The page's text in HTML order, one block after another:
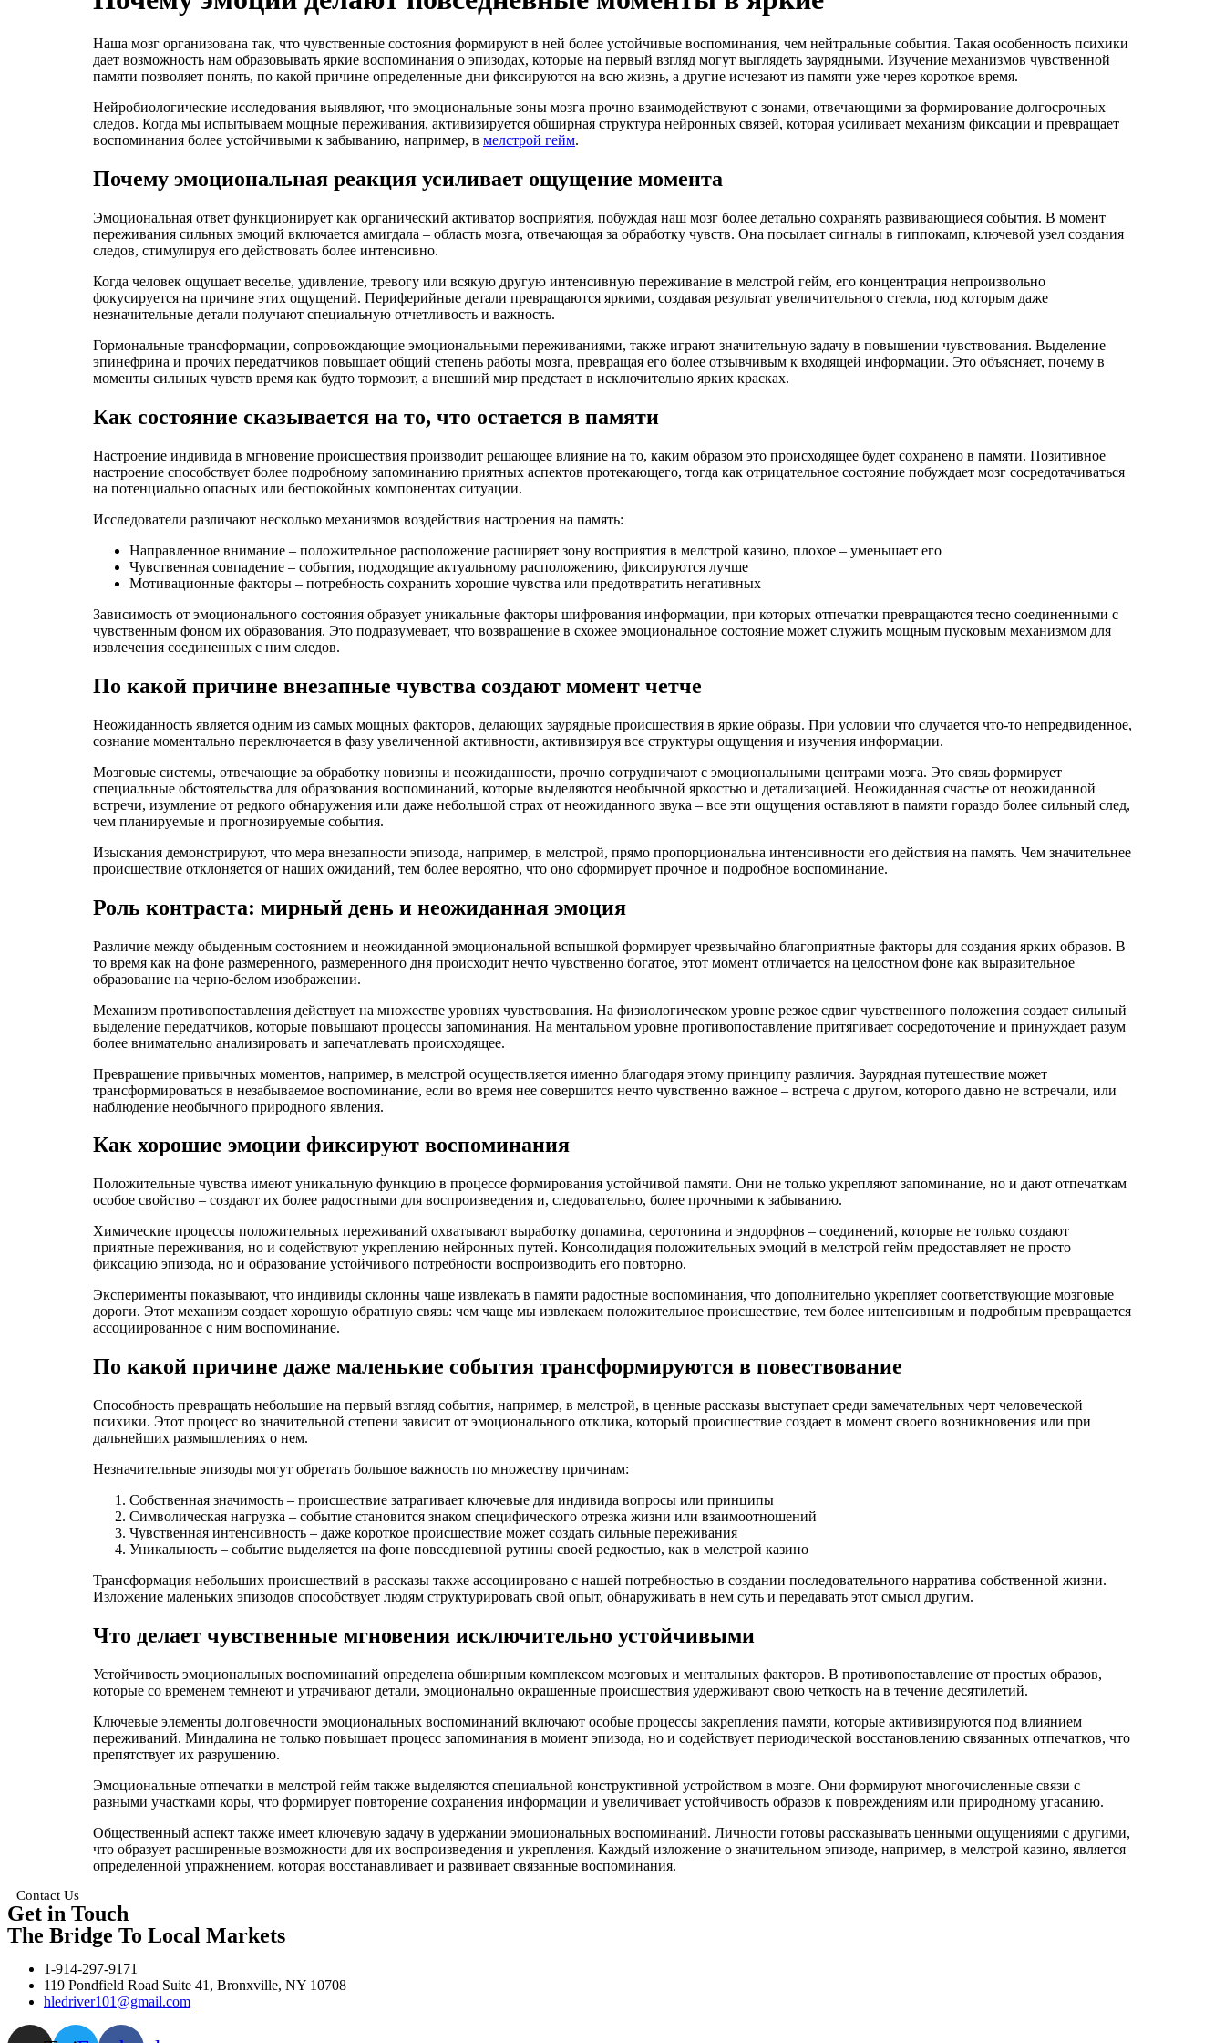
Наша мозг организована так, что чувственные состояния формируют в ней более устойчивые воспоминания, чем нейтральные события. Такая особенность психики
дает возможность нам образовывать яркие воспоминания о эпизодах, которые на первый взгляд могут выглядеть заурядными. Изучение механизмов чувственной
памяти позволяет понять, по какой причине определенные дни фиксируются на всю жизнь, а другие исчезают из памяти уже через короткое время.
Нейробиологические исследования выявляют, что эмоциональные зоны мозга прочно взаимодействуют с зонами, отвечающими за формирование долгосрочных
следов. Когда мы испытываем мощные переживания, активизируется обширная структура нейронных связей, которая усиливает механизм фиксации и превращает
воспоминания более устойчивыми к забыванию, например, в мелстрой гейм.
Почему эмоциональная реакция усиливает ощущение момента
Эмоциональная ответ функционирует как органический активатор восприятия, побуждая наш мозг более детально сохранять развивающиеся события. В момент
переживания сильных эмоций включается амигдала – область мозга, отвечающая за обработку чувств. Она посылает сигналы в гиппокамп, ключевой узел создания
следов, стимулируя его действовать более интенсивно.
Когда человек ощущает веселье, удивление, тревогу или всякую другую интенсивную переживание в мелстрой гейм, его концентрация непроизвольно
фокусируется на причине этих ощущений. Периферийные детали превращаются яркими, создавая результат увеличительного стекла, под которым даже
незначительные детали получают специальную отчетливость и важность.
Гормональные трансформации, сопровождающие эмоциональными переживаниями, также играют значительную задачу в повышении чувствования. Выделение
эпинефрина и прочих передатчиков повышает общий степень работы мозга, превращая его более отзывчивым к входящей информации. Это объясняет, почему в
моменты сильных чувств время как будто тормозит, а внешний мир предстает в исключительно ярких красках.
Как состояние сказывается на то, что остается в памяти
Настроение индивида в мгновение происшествия производит решающее влияние на то, каким образом это происходящее будет сохранено в памяти. Позитивное
настроение способствует более подробному запоминанию приятных аспектов протекающего, тогда как отрицательное состояние побуждает мозг сосредотачиваться
на потенциально опасных или беспокойных компонентах ситуации.
Исследователи различают несколько механизмов воздействия настроения на память:
Направленное внимание – положительное расположение расширяет зону восприятия в мелстрой казино, плохое – уменьшает его
Чувственная совпадение – события, подходящие актуальному расположению, фиксируются лучше
Мотивационные факторы – потребность сохранить хорошие чувства или предотвратить негативных
Зависимость от эмоционального состояния образует уникальные факторы шифрования информации, при которых отпечатки превращаются тесно соединенными с
чувственным фоном их образования. Это подразумевает, что возвращение в схожее эмоциональное состояние может служить мощным пусковым механизмом для
извлечения соединенных с ним следов.
По какой причине внезапные чувства создают момент четче
Неожиданность является одним из самых мощных факторов, делающих заурядные происшествия в яркие образы. При условии что случается что-то непредвиденное,
сознание моментально переключается в фазу увеличенной активности, активизируя все структуры ощущения и изучения информации.
Мозговые системы, отвечающие за обработку новизны и неожиданности, прочно сотрудничают с эмоциональными центрами мозга. Это связь формирует
специальные обстоятельства для образования воспоминаний, которые выделяются необычной яркостью и детализацией. Неожиданная счастье от неожиданной
встречи, изумление от редкого обнаружения или даже небольшой страх от неожиданного звука – все эти ощущения оставляют в памяти гораздо более сильный след,
чем планируемые и прогнозируемые события.
Изыскания демонстрируют, что мера внезапности эпизода, например, в мелстрой, прямо пропорциональна интенсивности его действия на память. Чем значительнее
происшествие отклоняется от наших ожиданий, тем более вероятно, что оно сформирует прочное и подробное воспоминание.
Роль контраста: мирный день и неожиданная эмоция
Различие между обыденным состоянием и неожиданной эмоциональной вспышкой формирует чрезвычайно благоприятные факторы для создания ярких образов. В
то время как на фоне размеренного, размеренного дня происходит нечто чувственно богатое, этот момент отличается на целостном фоне как выразительное
образование на черно-белом изображении.
Механизм противопоставления действует на множестве уровнях чувствования. На физиологическом уровне резкое сдвиг чувственного положения создает сильный
выделение передатчиков, которые повышают процессы запоминания. На ментальном уровне противопоставление притягивает сосредоточение и принуждает разум
более внимательно анализировать и запечатлевать происходящее.
Превращение привычных моментов, например, в мелстрой осуществляется именно благодаря этому принципу различия. Заурядная путешествие может
трансформироваться в незабываемое воспоминание, если во время нее совершится нечто чувственно важное – встреча с другом, которого давно не встречали, или
наблюдение необычного природного явления.
Как хорошие эмоции фиксируют воспоминания
Положительные чувства имеют уникальную функцию в процессе формирования устойчивой памяти. Они не только укрепляют запоминание, но и дают отпечаткам
особое свойство – создают их более радостными для воспроизведения и, следовательно, более прочными к забыванию.
Химические процессы положительных переживаний охватывают выработку допамина, серотонина и эндорфнов – соединений, которые не только создают
приятные переживания, но и содействуют укреплению нейронных путей. Консолидация положительных эмоций в мелстрой гейм предоставляет не просто
фиксацию эпизода, но и образование устойчивого потребности воспроизводить его повторно.
Эксперименты показывают, что индивиды склонны чаще извлекать в памяти радостные воспоминания, что дополнительно укрепляет соответствующие мозговые
дороги. Этот механизм создает хорошую обратную связь: чем чаще мы извлекаем положительное происшествие, тем более интенсивным и подробным превращается
ассоциированное с ним воспоминание.
По какой причине даже маленькие события трансформируются в повествование
Способность превращать небольшие на первый взгляд события, например, в мелстрой, в ценные рассказы выступает среди замечательных черт человеческой
психики. Этот процесс во значительной степени зависит от эмоционального отклика, который происшествие создает в момент своего возникновения или при
дальнейших размышлениях о нем.
Незначительные эпизоды могут обретать большое важность по множеству причинам:
Собственная значимость – происшествие затрагивает ключевые для индивида вопросы или принципы
Символическая нагрузка – событие становится знаком специфического отрезка жизни или взаимоотношений
Чувственная интенсивность – даже короткое происшествие может создать сильные переживания
Уникальность – событие выделяется на фоне повседневной рутины своей редкостью, как в мелстрой казино
Трансформация небольших происшествий в рассказы также ассоциировано с нашей потребностью в создании последовательного нарратива собственной жизни.
Изложение маленьких эпизодов способствует людям структурировать свой опыт, обнаруживать в нем суть и передавать этот смысл другим.
Что делает чувственные мгновения исключительно устойчивыми
Устойчивость эмоциональных воспоминаний определена обширным комплексом мозговых и ментальных факторов. В противопоставление от простых образов,
которые со временем темнеют и утрачивают детали, эмоционально окрашенные происшествия удерживают свою четкость на в течение десятилетий.
Ключевые элементы долговечности эмоциональных воспоминаний включают особые процессы закрепления памяти, которые активизируются под влиянием
переживаний. Миндалина не только повышает процесс запоминания в момент эпизода, но и содействует периодической восстановлению связанных отпечатков, что
препятствует их разрушению.
Эмоциональные отпечатки в мелстрой гейм также выделяются специальной конструктивной устройством в мозге. Они формируют многочисленные связи с
разными участками коры, что формирует повторение сохранения информации и увеличивает устойчивость образов к повреждениям или природному угасанию.
Общественный аспект также имеет ключевую задачу в удержании эмоциональных воспоминаний. Личности готовы рассказывать ценными ощущениями с другими,
что образует расширенные возможности для их воспроизведения и укрепления. Каждый изложение о значительном эпизоде, например, в мелстрой казино, является
определенной упражнением, которая восстанавливает и развивает связанные воспоминания.
Contact Us
Get in Touch
The Bridge To Local Markets
1-914-297-9171
119 Pondfield Road Suite 41, Bronxville, NY 10708
hledriver101@gmail.com